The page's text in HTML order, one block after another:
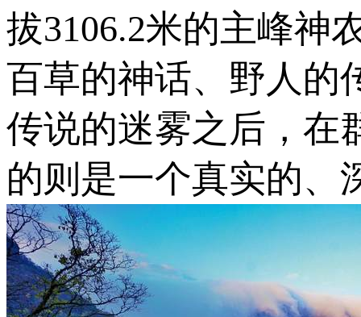
拔3106.2米的主峰神
百草的神话、野人的
传说的迷雾之后，在
的则是一个真实的、